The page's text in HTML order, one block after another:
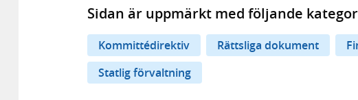
Sidan är uppmärkt med följande
Kommittédirektiv Rättsliga dokument
Statlig förvaltning